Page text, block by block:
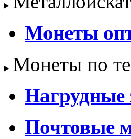
Монеты
Монеты по
Нагрудные
Почтовые